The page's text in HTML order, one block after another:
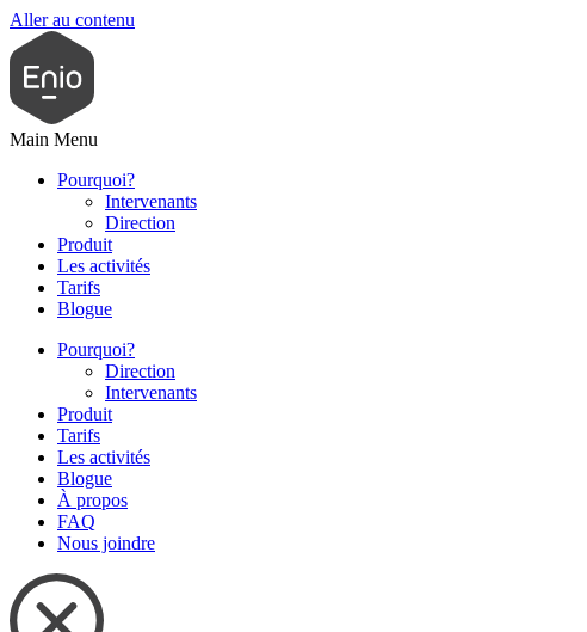
Aller au contenu
Main Menu
Pourquoi?
Intervenants
Direction
Produit
Les activités
Tarifs
Blogue
Pourquoi?
Direction
Intervenants
Produit
Tarifs
Les activités
Blogue
À propos
FAQ
Nous joindre